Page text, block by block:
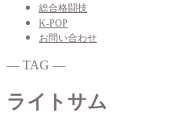
総合格闘技
K-POP
お問い合わせ
― TAG ―
ライトサム